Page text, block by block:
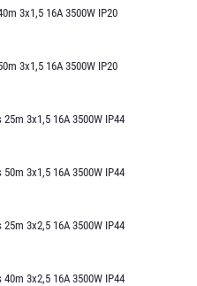
3x1,5 16A 3500W IP20
3x1,5 16A 3500W IP20
3x1,5 16A 3500W IP44
3x1,5 16A 3500W IP44
3x2,5 16A 3500W IP44
3x2,5 16A 3500W IP44